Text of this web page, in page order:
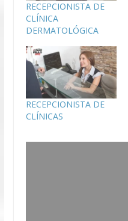
RECEPCIONISTA DE
CLÍNICA
DERMATOLÓGICA
RECEPCIONISTA DE
CLÍNICAS